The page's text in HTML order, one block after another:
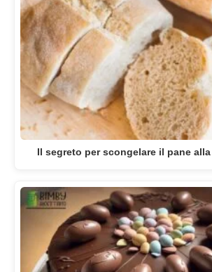
Il segreto per scongelare il pane